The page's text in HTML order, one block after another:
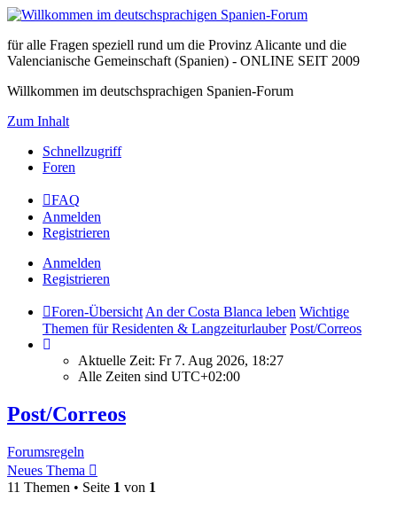
für alle Fragen speziell rund um die Provinz Alicante und die
Valencianische Gemeinschaft (Spanien) - ONLINE SEIT 2009
Willkommen im deutschsprachigen Spanien-Forum
Zum Inhalt
Schnellzugriff
Foren
FAQ
Anmelden
Registrieren
Anmelden
Registrieren
Foren-Übersicht An der Costa Blanca leben Wichtige
Themen für Residenten & Langzeiturlauber Post/Correos
Aktuelle Zeit: Fr 7. Aug 2026, 18:27
Alle Zeiten sind UTC+02:00
Post/Correos
Forumsregeln
Neues Thema
11 Themen • Seite 1 von 1